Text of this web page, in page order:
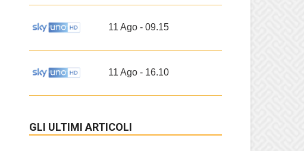
11 Ago - 09.15
11 Ago - 16.10
GLI ULTIMI ARTICOLI